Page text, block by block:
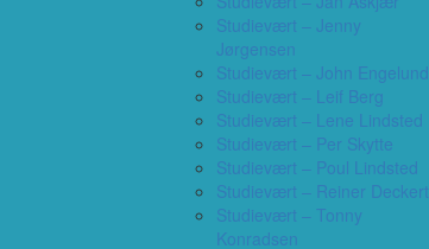
Studievært – Jenny
Jørgensen
Studievært – John Engelund
Studievært – Leif Berg
Studievært – Lene Lindsted
Studievært – Per Skytte
Studievært – Poul Lindsted
Studievært – Reiner Deckert
Studievært – Tonny
Konradsen